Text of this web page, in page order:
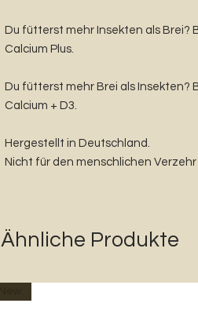
Du fütterst mehr Insekten als Brei?
Calcium Plus.
Du fütterst mehr Brei als Insekten?
Calcium + D3.
Hergestellt in Deutschland.
Nicht für den menschlichen
Ähnliche Produkte